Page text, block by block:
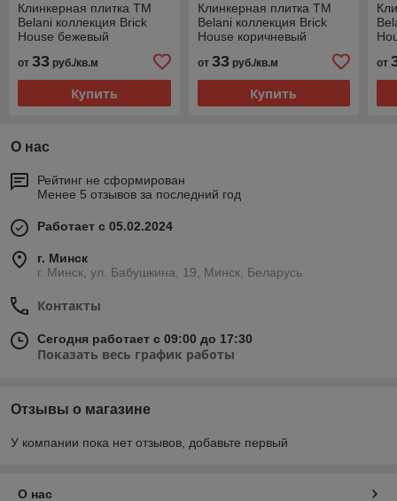
Клинкерная плитка ТМ
Belani коллекция Brick
House бежевый
от 33 руб./кв.м
Купить
Клинкерная плитка ТМ
Belani коллекция Brick
House коричневый
от 33руб./кв.м
Купить
от
О нас
Рейтинг не сформирован
Менее 5 отзывов за последний год
Работает с 05.02.2024
г. Минск
г. Минск, ул. Бабушкина, 19, Минск, Беларусь
Контакты
Сегодня работает с 09:00 до 17:30
Показать весь график работы
Отзывы о магазине
У компании пока нет отзывов, добавьте первый
О нас